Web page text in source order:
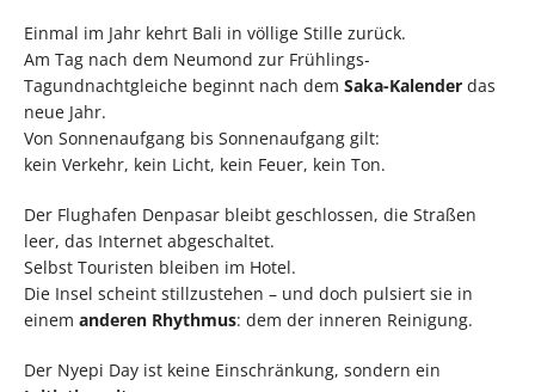
Einmal im Jahr kehrt Bali in völlige Stille zurück.
Am Tag nach dem Neumond zur Frühlings-
Tagundnachtgleiche beginnt nach dem Saka-Kalender das
neue Jahr.
Von Sonnenaufgang bis Sonnenaufgang gilt:
kein Verkehr, kein Licht, kein Feuer, kein Ton.
Der Flughafen Denpasar bleibt geschlossen, die Straßen
leer, das Internet abgeschaltet.
Selbst Touristen bleiben im Hotel.
Die Insel scheint stillzustehen – und doch pulsiert sie in
einem anderen Rhythmus: dem der inneren Reinigung.
Der Nyepi Day ist keine Einschränkung, sondern ein